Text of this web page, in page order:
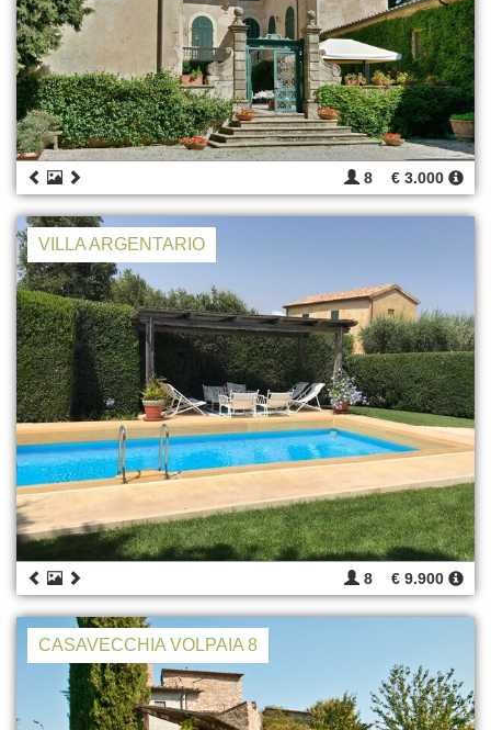
8 € 3.000
VILLA ARGENTARIO
8 € 9.900
CASAVECCHIA VOLPAIA 8